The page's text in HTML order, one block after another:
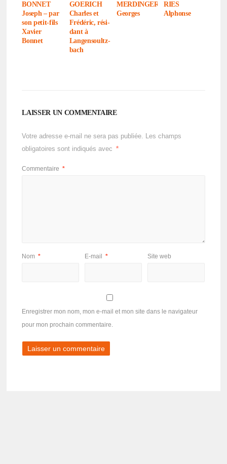
BONNET
Joseph – par
son petit-fils
Xavier
Bonnet
GOERICH
Charles et
Frédé­ric, rési­
dant à
Langen­soultz­
bach
MERDINGER
Georges
RIES
Alphonse
LAISSER UN COMMENTAIRE
Votre adresse e-mail ne sera pas publiée. Les champs
obligatoires sont indiqués avec
*
Commentaire *
Nom * E-mail * Site web
Enregistrer mon nom, mon e-mail et mon site dans le navigateur
pour mon prochain commentaire.